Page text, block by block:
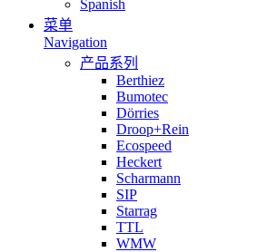
Spanish
菜单
Navigation
产品系列
Berthiez
Bumotec
Dörries
Droop+Rein
Ecospeed
Heckert
Scharmann
SIP
Starrag
TTL
WMW